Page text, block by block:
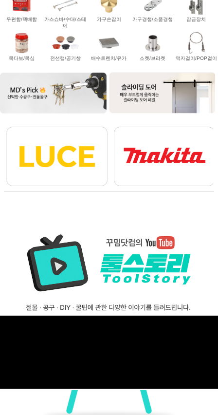
우편함/택배함
가스쇼바/수대/스테
이
가구손잡이 가구경첩/소품경첩 잠금장치
목다보/목심 전선캡/공기창 배수트렌치/유가 소켓/브라켓 액자걸이/POP걸이